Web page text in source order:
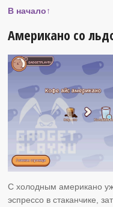
В начало↑
Американо со
С холодным американо
эспрессо в стаканчике,